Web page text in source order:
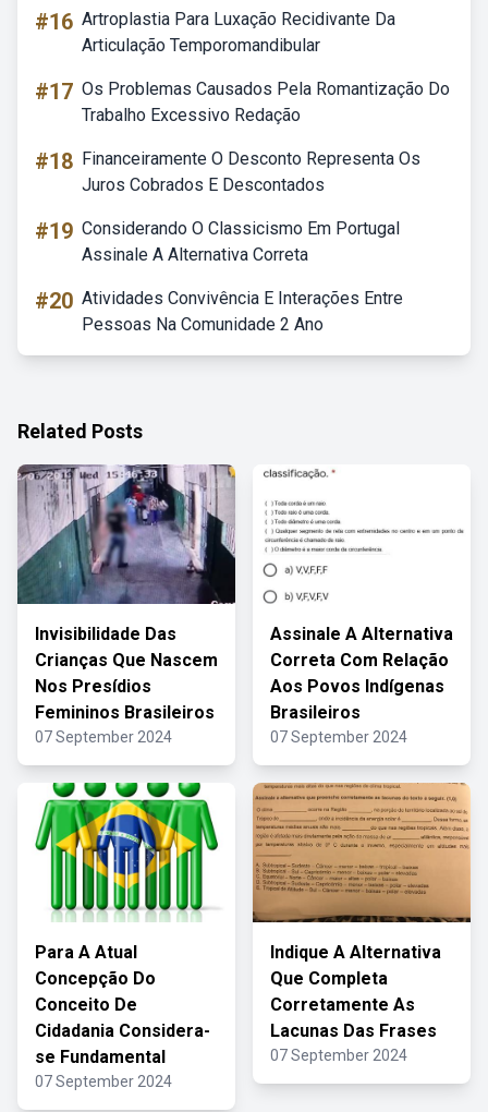
#16 Artroplastia Para Luxação Recidivante Da
Articulação Temporomandibular
#17 Os Problemas Causados Pela Romantização Do
Trabalho Excessivo Redação
#18 Financeiramente O Desconto Representa Os
Juros Cobrados E Descontados
#19 Considerando O Classicismo Em Portugal
Assinale A Alternativa Correta
#20 Atividades Convivência E Interações Entre
Pessoas Na Comunidade 2 Ano
Related Posts
Invisibilidade Das
Crianças Que Nascem
Nos Presídios
Femininos Brasileiros
07 September 2024
Assinale A Alternativa
Correta Com Relação
Aos Povos Indígenas
Brasileiros
07 September 2024
Para A Atual
Concepção Do
Conceito De
Cidadania Considera-
se Fundamental
07 September 2024
Indique A Alternativa
Que Completa
Corretamente As
Lacunas Das Frases
07 September 2024